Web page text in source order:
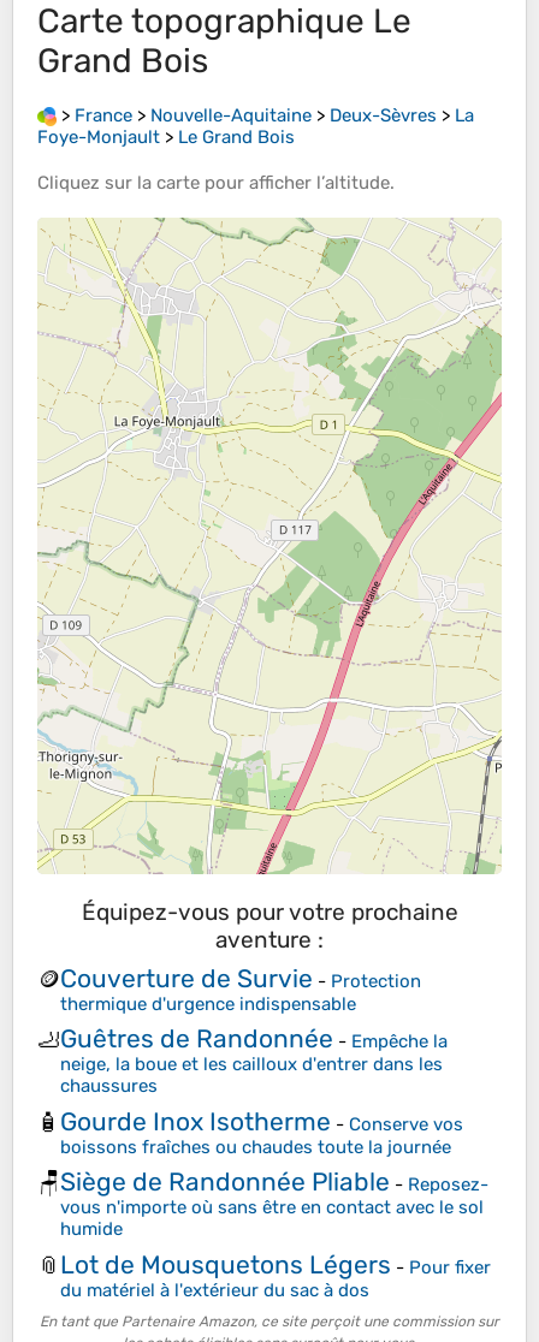
Carte topographique Le
Grand Bois
> France > Nouvelle-Aquitaine > Deux-Sèvres > La
Foye-Monjault > Le Grand Bois
Cliquez sur la carte pour afficher l’altitude.
Équipez-vous pour votre prochaine
aventure :
🪙Couverture de Survie - Protection
thermique d'urgence indispensable
🦶Guêtres de Randonnée - Empêche la
neige, la boue et les cailloux d'entrer dans les
chaussures
🧴 Gourde Inox Isotherme - Conserve vos
boissons fraîches ou chaudes toute la journée
🪑Siège de Randonnée Pliable - Reposez-
vous n'importe où sans être en contact avec le sol
humide
📎 Lot de Mousquetons Légers - Pour fixer
du matériel à l'extérieur du sac à dos
En tant que Partenaire Amazon, ce site perçoit une commission sur